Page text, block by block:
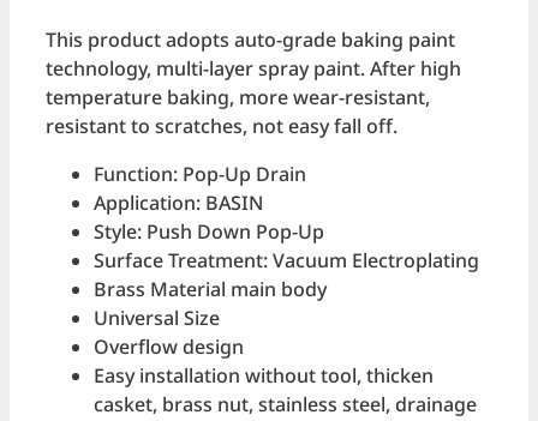
This product adopts auto-grade baking paint
technology, multi-layer spray paint. After high
temperature baking, more wear-resistant,
resistant to scratches, not easy fall off.
Function: Pop-Up Drain
Application: BASIN
Style: Push Down Pop-Up
Surface Treatment: Vacuum Electroplating
Brass Material main body
Universal Size
Overflow design
Easy installation without tool, thicken
casket, brass nut, stainless steel, drainage